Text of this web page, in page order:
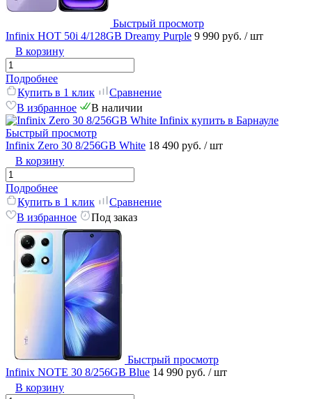
Быстрый просмотр
Infinix HOT 50i 4/128GB Dreamy Purple 9 990 руб. / шт
В корзину
Подробнее
Купить в 1 клик
Сравнение
В избранное
В наличии
Быстрый просмотр
Infinix Zero 30 8/256GB White 18 490 руб. / шт
В корзину
Подробнее
Купить в 1 клик
Сравнение
В избранное
Под заказ
Быстрый просмотр
Infinix NOTE 30 8/256GB Blue 14 990 руб. / шт
В корзину